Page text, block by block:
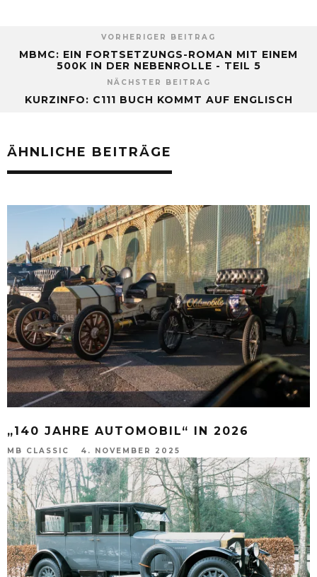
VORHERIGER BEITRAG
MBMC: EIN FORTSETZUNGS-ROMAN MIT EINEM
500K IN DER NEBENROLLE - TEIL 5
NÄCHSTER BEITRAG
KURZINFO: C111 BUCH KOMMT AUF ENGLISCH
ÄHNLICHE BEITRÄGE
„140 JAHRE AUTOMOBIL“ IN 2026
MB CLASSIC 4. NOVEMBER 2025